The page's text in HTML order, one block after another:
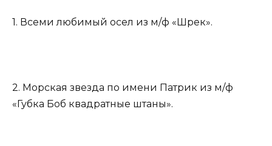
1. Всеми любимый осел из м/ф «Шрек».
2. Морская звезда по имени Патрик из м/ф
«Губка Боб квадратные штаны».